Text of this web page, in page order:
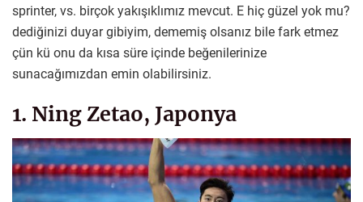
sprinter, vs. birçok yakışıklımız mevcut. E hiç güzel yok mu?
dediğinizi duyar gibiyim, dememiş olsanız bile fark etmez
çün kü onu da kısa süre içinde beğenilerinize
sunacağımızdan emin olabilirsiniz.
1. Ning Zetao, Japonya